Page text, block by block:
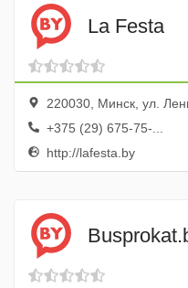
La Festa
220030, Минск, ул.
+375 (29) 675-75-...
http://lafesta.by